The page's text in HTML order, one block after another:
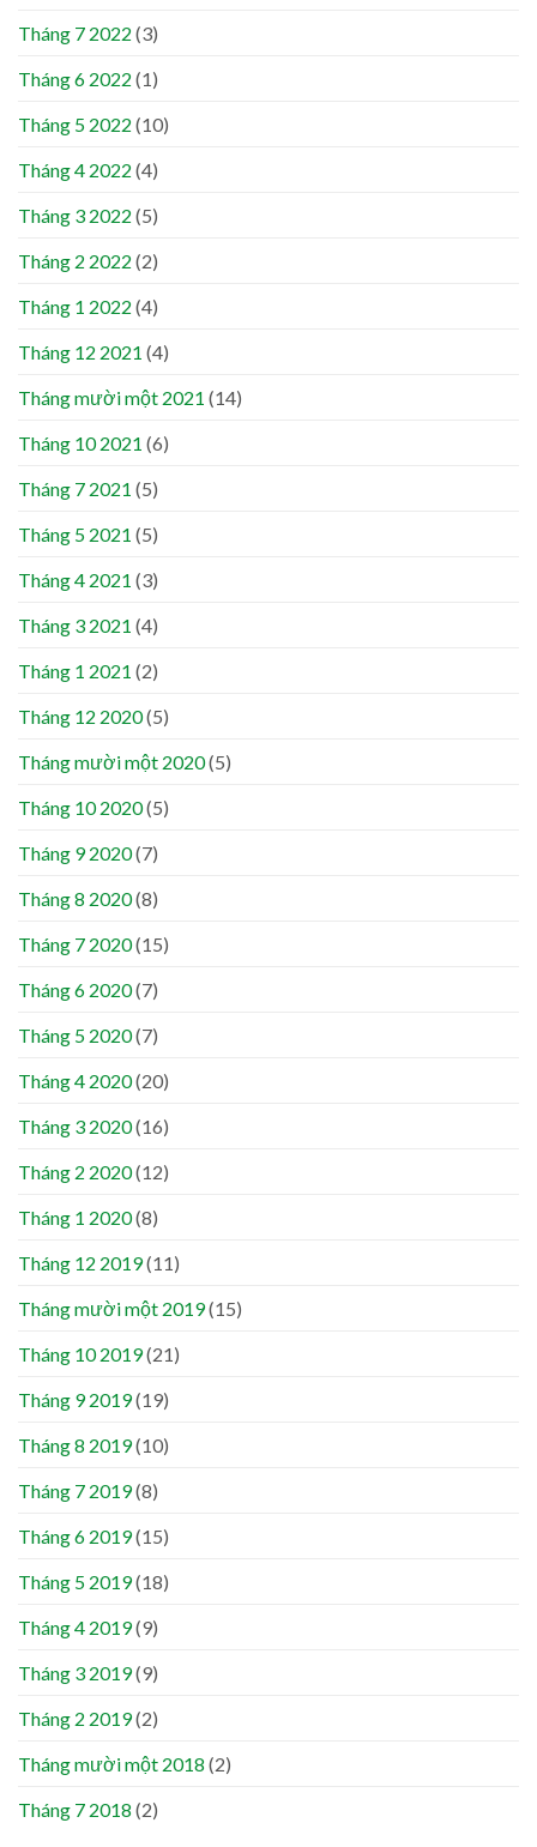
Tháng 7 2022 (3)
Tháng 6 2022 (1)
Tháng 5 2022 (10)
Tháng 4 2022 (4)
Tháng 3 2022 (5)
Tháng 2 2022 (2)
Tháng 1 2022 (4)
Tháng 12 2021 (4)
Tháng mười một 2021 (14)
Tháng 10 2021 (6)
Tháng 7 2021 (5)
Tháng 5 2021 (5)
Tháng 4 2021 (3)
Tháng 3 2021 (4)
Tháng 1 2021 (2)
Tháng 12 2020(5)
Tháng mười một 2020(5)
Tháng 10 2020(5)
Tháng 9 2020(7)
Tháng 8 2020(8)
Tháng 7 2020(15)
Tháng 6 2020(7)
Tháng 5 2020(7)
Tháng 4 2020(20)
Tháng 3 2020(16)
Tháng 2 2020(12)
Tháng 1 2020(8)
Tháng 12 2019(11)
Tháng mười một 2019(15)
Tháng 10 2019(21)
Tháng 9 2019(19)
Tháng 8 2019(10)
Tháng 7 2019(8)
Tháng 6 2019(15)
Tháng 5 2019(18)
Tháng 4 2019(9)
Tháng 3 2019(9)
Tháng 2 2019(2)
Tháng mười một 2018 (2)
Tháng 7 2018 (2)